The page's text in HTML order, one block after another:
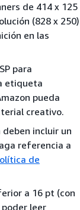
de 414 x 125
(828 x 250)
en las
para
etiqueta
pueda
creativo.
deben incluir un
referencia a
de
a 16 pt (con
leer